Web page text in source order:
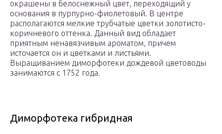
окрашены в белоснежный цвет, переходящий у
основания в пурпурно-фиолетовый. В центре
располагаются мелкие трубчатые цветки золотисто-
коричневого оттенка. Данный вид обладает
приятным ненавязчивым ароматом, причем
источается он и цветками и листьями.
Выращиванием диморфотеки дождевой цветоводы
занимаются с 1752 года.
Диморфотека гибридная